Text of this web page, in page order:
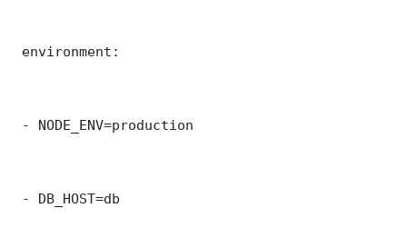
environment:
- NODE_ENV=production
- DB_HOST=db